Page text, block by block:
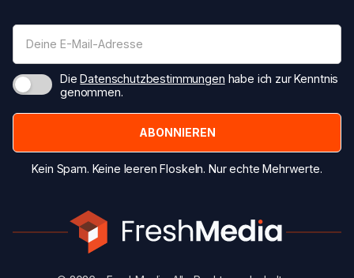
DieDatenschutzbestimmungen habe ich zur Kenntnis
genommen.
Kein Spam. Keine leeren Floskeln. Nur echte Mehrwerte.